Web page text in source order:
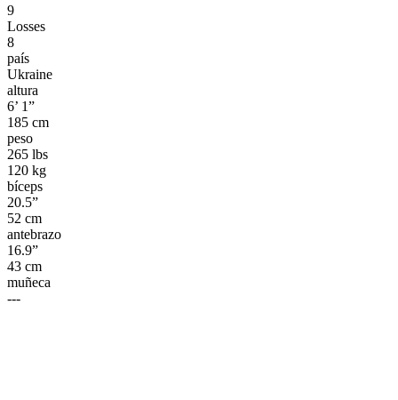
9
Losses
8
país
Ukraine
altura
6’ 1”
185 cm
peso
265 lbs
120 kg
bíceps
20.5”
52 cm
antebrazo
16.9”
43 cm
muñeca
---